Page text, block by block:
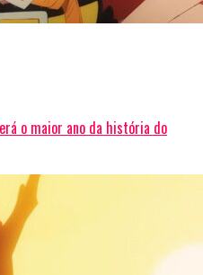
o maior ano da história do